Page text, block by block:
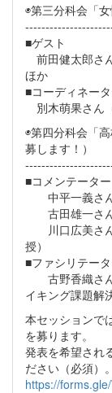
◉第三分科会「
■ゲスト
前田健太郎さ
ほか
■コーディネー
別木萌果さん
◉第四分科会「
募します！）
■コメンテーター
中平一義さん
古田雄一さん
川口広美さん
授）
■ファシリテー
古野香織さん
イキング課題解
本セッションで
を募ります。
発表を希望され
ださい（必須）。
https://